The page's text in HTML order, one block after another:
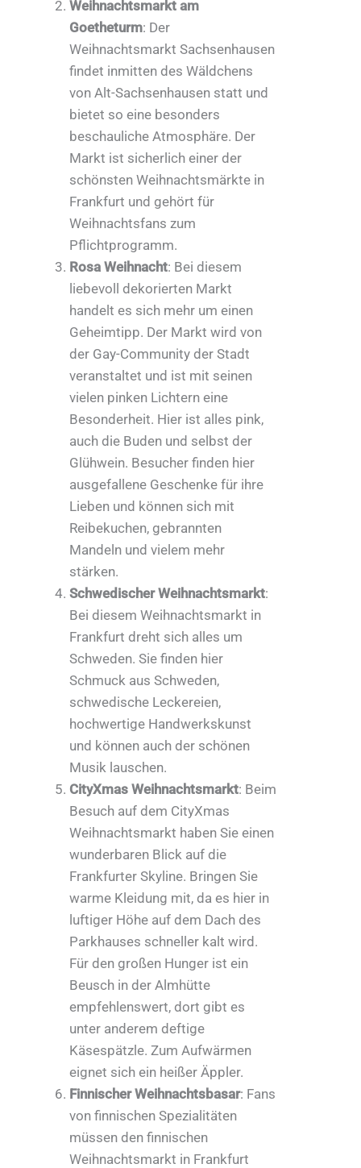
Weihnachtsmarkt am
Goetheturm: Der
Weihnachtsmarkt Sachsenhausen
findet inmitten des Wäldchens
von Alt-Sachsenhausen statt und
bietet so eine besonders
beschauliche Atmosphäre. Der
Markt ist sicherlich einer der
schönsten Weihnachtsmärkte in
Frankfurt und gehört für
Weihnachtsfans zum
Pflichtprogramm.
Rosa Weihnacht: Bei diesem
liebevoll dekorierten Markt
handelt es sich mehr um einen
Geheimtipp. Der Markt wird von
der Gay-Community der Stadt
veranstaltet und ist mit seinen
vielen pinken Lichtern eine
Besonderheit. Hier ist alles pink,
auch die Buden und selbst der
Glühwein. Besucher finden hier
ausgefallene Geschenke für ihre
Lieben und können sich mit
Reibekuchen, gebrannten
Mandeln und vielem mehr
stärken.
Schwedischer Weihnachtsmarkt:
Bei diesem Weihnachtsmarkt in
Frankfurt dreht sich alles um
Schweden. Sie finden hier
Schmuck aus Schweden,
schwedische Leckereien,
hochwertige Handwerkskunst
und können auch der schönen
Musik lauschen.
CityXmas Weihnachtsmarkt: Beim
Besuch auf dem CityXmas
Weihnachtsmarkt haben Sie einen
wunderbaren Blick auf die
Frankfurter Skyline. Bringen Sie
warme Kleidung mit, da es hier in
luftiger Höhe auf dem Dach des
Parkhauses schneller kalt wird.
Für den großen Hunger ist ein
Beusch in der Almhütte
empfehlenswert, dort gibt es
unter anderem deftige
Käsespätzle. Zum Aufwärmen
eignet sich ein heißer Äppler.
Finnischer Weihnachtsbasar: Fans
von finnischen Spezialitäten
müssen den finnischen
Weihnachtsmarkt in Frankfurt